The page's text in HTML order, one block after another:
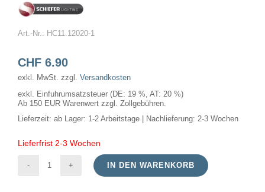
Art.-Nr.: HC11.12020-1
CHF6.90
exkl. MwSt. zzgl. Versandkosten
exkl. Einfuhrumsatzsteuer (DE: 19 %, AT: 20 %)
Ab 150 EUR Warenwert zzgl. Zollgebühren.
Lieferzeit: ab Lager: 1-2 Arbeitstage | Nachlieferung: 2-3 Wochen
Lieferfrist 2-3 Wochen
IN DEN WARENKORB